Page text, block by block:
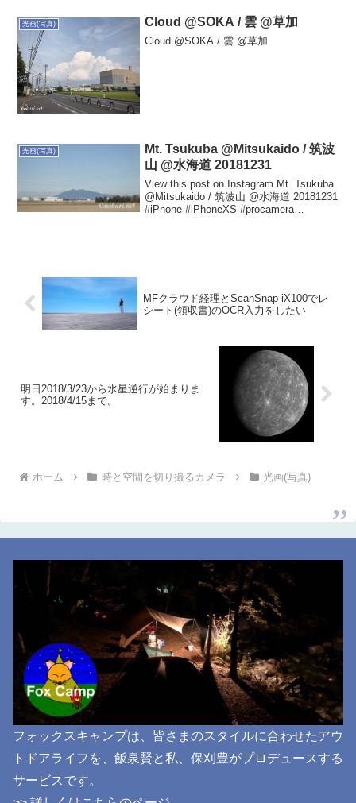
光画(写真) Cloud @SOKA / 雲 @草加
Cloud @SOKA / 雲 @草加
光画(写真)
Mt. Tsukuba @Mitsukaido / 筑波
山 @水海道 20181231
View this post on Instagram Mt. Tsukuba
@Mitsukaido / 筑波山 @水海道 20181231
#iPhone #iPhoneXS #procamera
MFクラウド経理とScanSnap iX100でレ
シート(領収書)のOCR入力をしたい
明日2018/3/23から水星逆行が始まりま
す。2018/4/15まで。
ホーム 時と空間を切り撮るカメラ 光画(写真)
フォックスキャンプは、皆さまのスタイルに合わせたアウ
トドアライフを、飯泉賢と私、保刈豊がプロデュースする
サービスです。